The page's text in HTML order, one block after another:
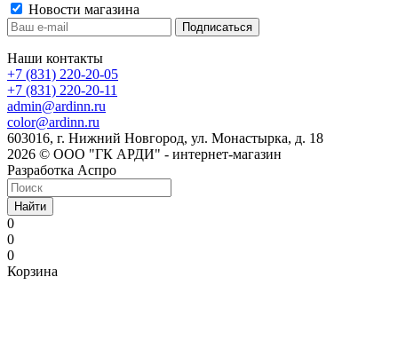
Новости магазина
Наши контакты
+7 (831) 220-20-05
+7 (831) 220-20-11
admin@ardinn.ru
color@ardinn.ru
603016, г. Нижний Новгород, ул. Монастырка, д. 18
2026 © ООО "ГК АРДИ" - интернет-магазин
Разработка Аспро
Найти
0
0
0
Корзина